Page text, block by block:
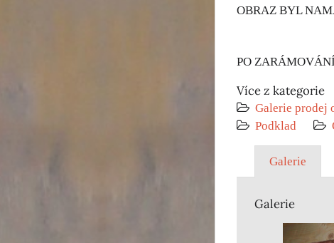
OBRAZ BYL
PO
Více z kategorie
Galerie prodej
Podklad
Galerie
Galerie